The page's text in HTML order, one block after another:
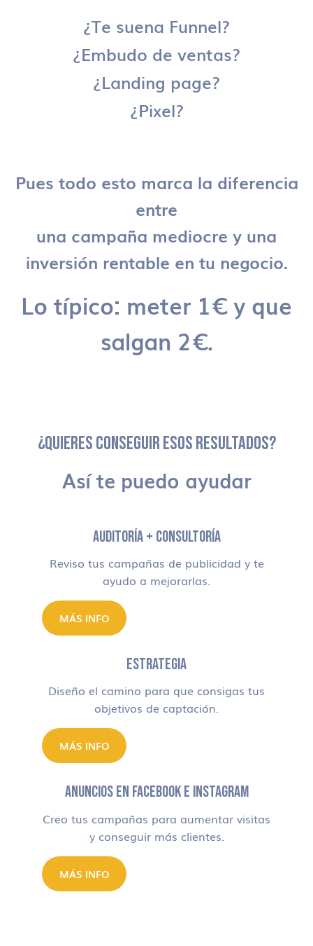
¿Te suena Funnel?
¿Embudo de ventas?
¿Landing page?
¿Pixel?
Pues todo esto marca la diferencia
entre
una campaña mediocre y una
inversión rentable en tu negocio.
Lo típico: meter 1€ y que
salgan 2€.
¿QUIERES CONSEGUIR ESOS RESULTADOS?
Así te puedo ayudar
AUDITORÍA + CONSULTORÍA
Reviso tus campañas de publicidad y te
ayudo a mejorarlas.
MÁS INFO
ESTRATEGIA
Diseño el camino para que consigas tus
objetivos de captación.
MÁS INFO
ANUNCIOS EN FACEBOOK E INSTAGRAM
Creo tus campañas para aumentar visitas
y conseguir más clientes.
MÁS INFO